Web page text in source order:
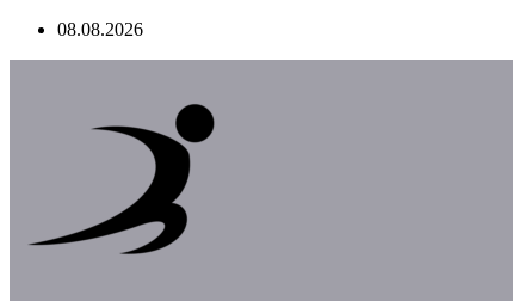
Перейти08.08.2026